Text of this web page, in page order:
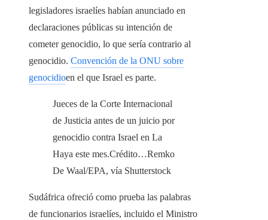
legisladores israelíes habían anunciado en
declaraciones públicas su intención de
cometer genocidio, lo que sería contrario al
genocidio. Convención de la ONU sobre
genocidioen el que Israel es parte.
Jueces de la Corte Internacional
de Justicia antes de un juicio por
genocidio contra Israel en La
Haya este mes.Crédito…Remko
De Waal/EPA, vía Shutterstock
Sudáfrica ofreció como prueba las palabras
de funcionarios israelíes, incluido el Ministro